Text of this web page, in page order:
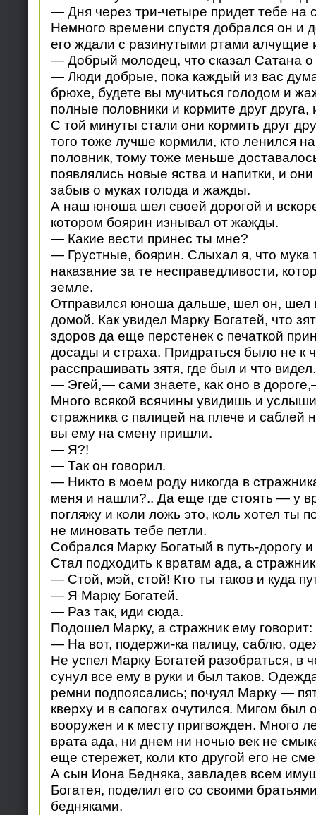
— Дня через три-четыре придет тебе на
Немного времени спустя добрался он и
его ждали с разинутыми ртами
— Добрый молодец, что сказал Сатана
— Люди добрые, пока каждый из вас
брюхе, будете вы мучиться голодом и
полные половники и кормите друг
С той минуты стали они кормить друг
того тоже лучше кормили, кто ленился
половник, тому тоже меньше
появлялись новые яства и напитки, и
забыв о муках голода и жажды.
А наш юноша шел своей дорогой и
котором боярин изнывал от жажды.
— Какие вести принес ты мне?
— Грустные, боярин. Слыхал я, что мука
наказание за те несправедливости,
земле.
Отправился юноша дальше, шел он, шел
домой. Как увидел Марку Богатей, что
здоров да еще перстенек с печаткой
досады и страха. Придраться было не к
расспрашивать зятя, где был и что видел.
— Эгей,— сами знаете, как оно в
Много всякой всячины увидишь и
стражника с палицей на плече и саблей
вы ему на смену пришли.
— Я?!
— Так он говорил.
— Никто в моем роду никогда в
меня и нашли?.. Да еще где стоять — у
погляжу и коли ложь это, коль хотел ты
не миновать тебе петли.
Собрался Марку Богатый в путь-дорогу
Стал подходить к вратам ада, а
— Стой, мэй, стой! Кто ты таков и куда
— Я Марку Богатей.
— Раз так, иди сюда.
Подошел Марку, а стражник ему говорит:
— На вот, подержи-ка палицу, саблю,
Не успел Марку Богатей разобраться, в
сунул все ему в руки и был таков.
ремни подпоясались; почуял Марку —
кверху и в сапогах очутился. Мигом был
вооружен и к месту пригвожден. Много
врата ада, ни днем ни ночью век не
еще стережет, коли кто другой его не
А сын Иона Бедняка, завладев всем
Богатея, поделил его со своими
бедняками.